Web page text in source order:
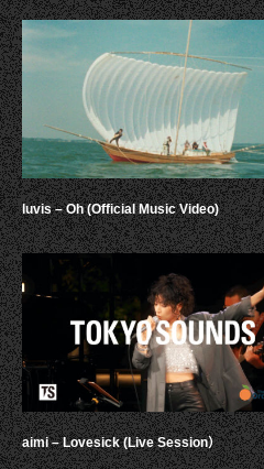
luvis – Oh (Official Music Video)
aimi – Lovesick (Live Session）